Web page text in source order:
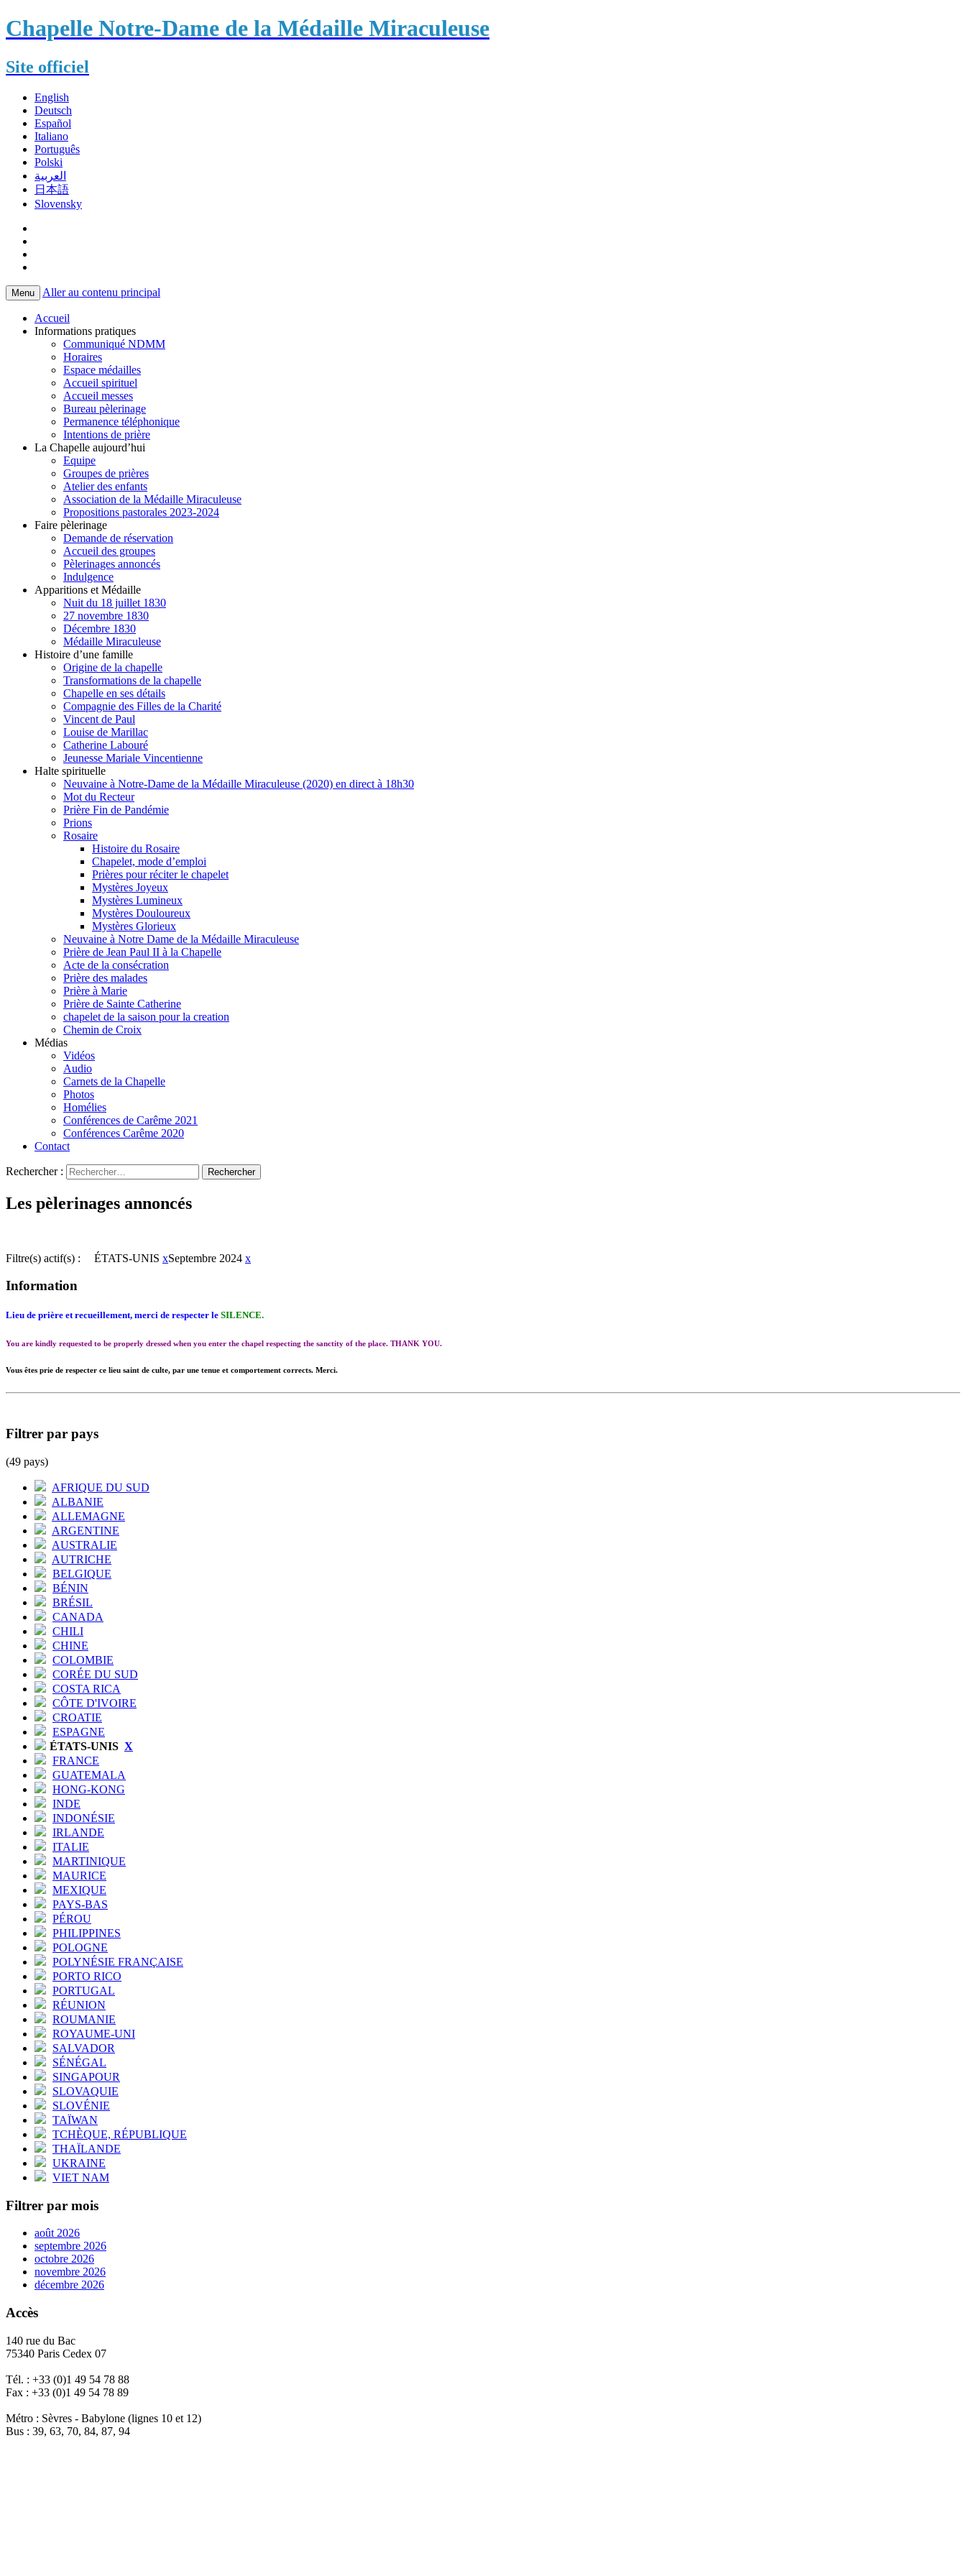
Chapelle Notre-Dame de la Médaille Miraculeuse
Site officiel
English
Deutsch
Español
Italiano
Português
Polski
العربية
日本語
Slovensky
Menu Aller au contenu principal
Accueil
Informations pratiques
Communiqué NDMM
Horaires
Espace médailles
Accueil spirituel
Accueil messes
Bureau pèlerinage
Permanence téléphonique
Intentions de prière
La Chapelle aujourd’hui
Equipe
Groupes de prières
Atelier des enfants
Association de la Médaille Miraculeuse
Propositions pastorales 2023-2024
Faire pèlerinage
Demande de réservation
Accueil des groupes
Pèlerinages annoncés
Indulgence
Apparitions et Médaille
Nuit du 18 juillet 1830
27 novembre 1830
Décembre 1830
Médaille Miraculeuse
Histoire d’une famille
Origine de la chapelle
Transformations de la chapelle
Chapelle en ses détails
Compagnie des Filles de la Charité
Vincent de Paul
Louise de Marillac
Catherine Labouré
Jeunesse Mariale Vincentienne
Halte spirituelle
Neuvaine à Notre-Dame de la Médaille Miraculeuse (2020) en direct à 18h30
Mot du Recteur
Prière Fin de Pandémie
Prions
Rosaire
Histoire du Rosaire
Chapelet, mode d’emploi
Prières pour réciter le chapelet
Mystères Joyeux
Mystères Lumineux
Mystères Douloureux
Mystères Glorieux
Neuvaine à Notre Dame de la Médaille Miraculeuse
Prière de Jean Paul II à la Chapelle
Acte de la consécration
Prière des malades
Prière à Marie
Prière de Sainte Catherine
chapelet de la saison pour la creation
Chemin de Croix
Médias
Vidéos
Audio
Carnets de la Chapelle
Photos
Homélies
Conférences de Carême 2021
Conférences Carême 2020
Contact
Rechercher :
Les pèlerinages annoncés
Filtre(s) actif(s) : ÉTATS-UNIS xSeptembre 2024 x
Information
Lieu de prière et recueillement, merci de respecter le SILENCE.
You are kindly requested to be properly dressed when you enter the chapel respecting the sanctity of the place. THANK YOU.
Vous êtes prie de respecter ce lieu saint de culte, par une tenue et comportement corrects. Merci.
Filtrer par pays
(49 pays)
AFRIQUE DU SUD
ALBANIE
ALLEMAGNE
ARGENTINE
AUSTRALIE
AUTRICHE
BELGIQUE
BÉNIN
BRÉSIL
CANADA
CHILI
CHINE
COLOMBIE
CORÉE DU SUD
COSTA RICA
CÔTE D'IVOIRE
CROATIE
ESPAGNE
ÉTATS-UNIS X
FRANCE
GUATEMALA
HONG-KONG
INDE
INDONÉSIE
IRLANDE
ITALIE
MARTINIQUE
MAURICE
MEXIQUE
PAYS-BAS
PÉROU
PHILIPPINES
POLOGNE
POLYNÉSIE FRANÇAISE
PORTO RICO
PORTUGAL
RÉUNION
ROUMANIE
ROYAUME-UNI
SALVADOR
SÉNÉGAL
SINGAPOUR
SLOVAQUIE
SLOVÉNIE
TAÏWAN
TCHÈQUE, RÉPUBLIQUE
THAÏLANDE
UKRAINE
VIET NAM
Filtrer par mois
août 2026
septembre 2026
octobre 2026
novembre 2026
décembre 2026
Accès
140 rue du Bac
75340 Paris Cedex 07
Tél. : +33 (0)1 49 54 78 88
Fax : +33 (0)1 49 54 78 89
Métro : Sèvres - Babylone (lignes 10 et 12)
Bus : 39, 63, 70, 84, 87, 94